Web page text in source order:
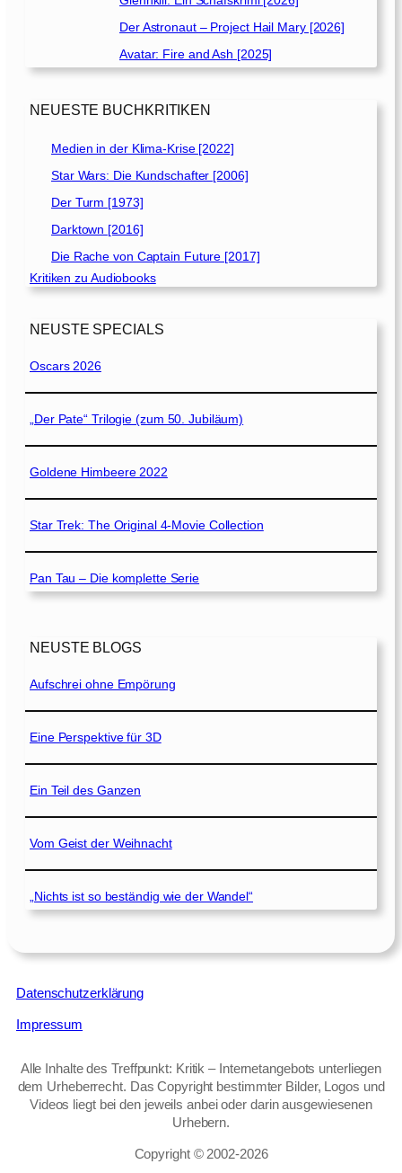
Der Astronaut – Project Hail Mary [2026]
Avatar: Fire and Ash [2025]
NEUESTE BUCHKRITIKEN
Medien in der Klima-Krise [2022]
Star Wars: Die Kundschafter [2006]
Der Turm [1973]
Darktown [2016]
Die Rache von Captain Future [2017]
Kritiken zu Audiobooks
NEUSTE SPECIALS
Oscars 2026
„Der Pate“ Trilogie (zum 50. Jubiläum)
Goldene Himbeere 2022
Star Trek: The Original 4-Movie Collection
Pan Tau – Die komplette Serie
NEUSTE BLOGS
Aufschrei ohne Empörung
Eine Perspektive für 3D
Ein Teil des Ganzen
Vom Geist der Weihnacht
„Nichts ist so beständig wie der Wandel“
Datenschutzerklärung
Impressum
Alle Inhalte des Treffpunkt: Kritik – Internetangebots unterliegen
dem Urheberrecht. Das Copyright bestimmter Bilder, Logos und
Videos liegt bei den jeweils anbei oder darin ausgewiesenen
Urhebern.
Copyright © 2002‑2026